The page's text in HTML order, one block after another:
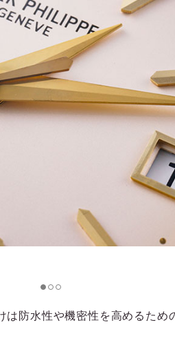
防水性や機密性を高めるた